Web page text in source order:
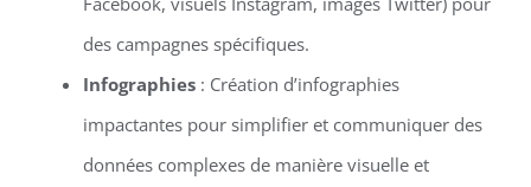
des campagnes spécifiques.
Infographies: Création d’infographies
impactantes pour simplifier et communiquer des
données complexes de manière visuelle et